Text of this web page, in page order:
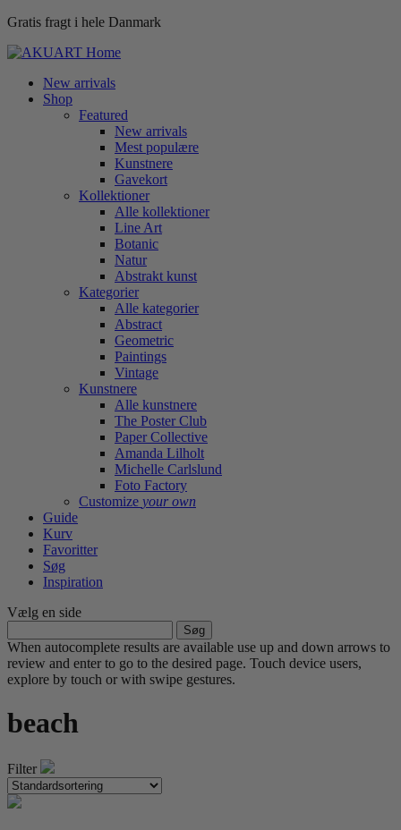
Gratis fragt i hele Danmark
New arrivals
Shop
Featured
New arrivals
Mest populære
Kunstnere
Gavekort
Kollektioner
Alle kollektioner
Line Art
Botanic
Natur
Abstrakt kunst
Kategorier
Alle kategorier
Abstract
Geometric
Paintings
Vintage
Kunstnere
Alle kunstnere
The Poster Club
Paper Collective
Amanda Lilholt
Michelle Carlslund
Foto Factory
Customize your own
Guide
Kurv
Favoritter
Søg
Inspiration
Vælg en side
efter:
When autocomplete results are available use up and down arrows to
review and enter to go to the desired page. Touch device users,
explore by touch or with swipe gestures.
beach
Filter